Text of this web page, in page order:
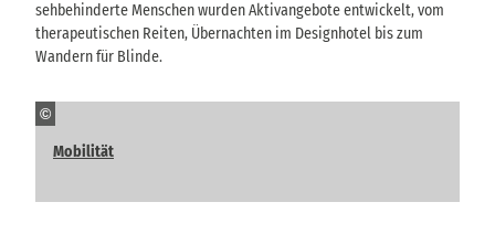
sehbehinderte Menschen wurden Aktivangebote entwickelt, vom
therapeutischen Reiten, Übernachten im Designhotel bis zum
Wandern für Blinde.
©
Mobilität